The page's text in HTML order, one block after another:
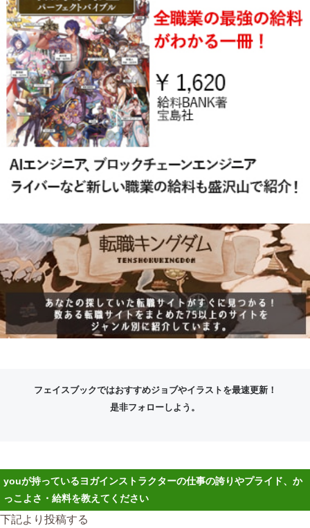
フェイスブックではおすすめジョブやイラストを最速更新！
是非フォローしよう。
youが持っているヨガインストラクターの仕事の誇りやプライド、か
っこよさ・給料を教えてください
下記より投稿する